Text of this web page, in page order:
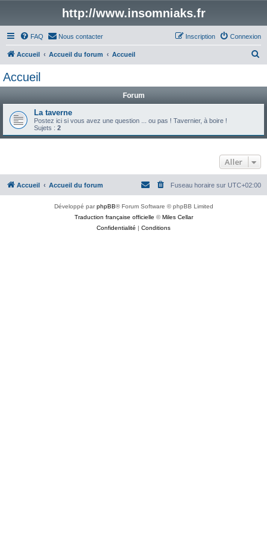
http://www.insomniaks.fr
FAQ Nous contacter Connexion
Inscription
Accueil Accueil du forum Accueil
c
e
r
Accueil
Forum
La taverne
Postez ici si vous avez une question ... ou pas ! Tavernier, à boire !
Sujets : 2
Aller
Accueil Accueil du forum Fuseau horaire sur UTC+02:00
Développé parphpBB® Forum Software © phpBB Limited
Traduction française officielle ©Miles Cellar
Confidentialité | Conditions